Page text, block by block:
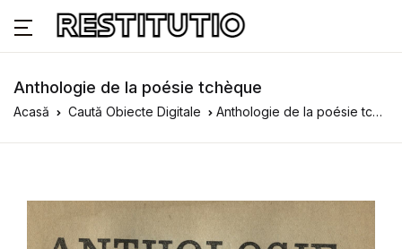
Anthologie de la poésie tchèque
Acasă Caută Obiecte Digitale Anthologie de la poésie tchèque